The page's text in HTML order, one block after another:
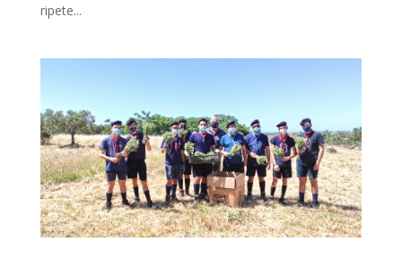
ripete...